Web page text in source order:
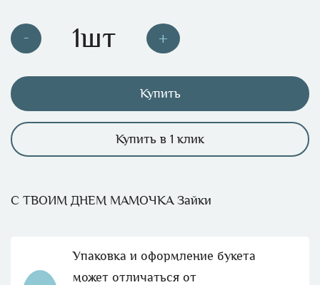
Купить
Купить в 1 клик
С ТВОИМ ДНЕМ МАМОЧКА Зайки
Упаковка и оформление букета
может отличаться от